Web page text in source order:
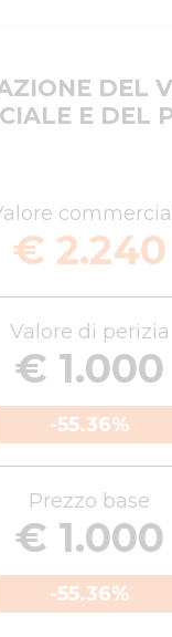
DEL
E DEL
€ 2.240
Valore di perizia
€ 1.000
-55.36%
Prezzo base
€ 1.000
-55.36%